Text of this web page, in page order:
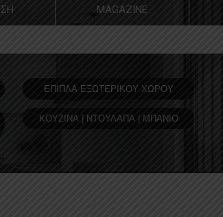
MAGAZINE
ΕΠΙΠΛΑ ΕΞΩΤΕΡΙΚΟΥ ΧΩΡΟΥ
ΚΟΥΖΙΝΑ | ΝΤΟΥΛΑΠΑ | ΜΠΑΝΙΟ